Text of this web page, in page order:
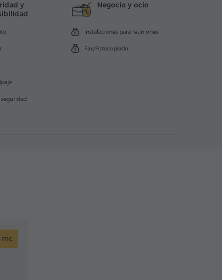
y
Negocio y ocio
Instalaciones para reuniones
Fax/Fotocopiado
mc